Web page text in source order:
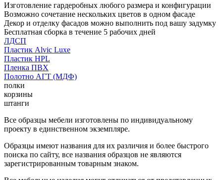
Изготовление гардеробных любого размера и конфигурации
Возможно сочетание нескольких цветов в одном фасаде
Декор и отделку фасадов можно выполнить под вашу задумку
Бесплатная сборка в течение 5 рабочих дней
ЛДСП
Пластик Alvic Luxe
Пластик HPL
Пленка ПВХ
Полотно АГТ (МДФ)
полки
корзины
штанги
Все образцы мебели изготовлены по индивидуальному
проекту в единственном экземпляре.
Образцы имеют названия для их различия и более быстрого
поиска по сайту, все названия образцов не являются
зарегистрированным товарным знаком.